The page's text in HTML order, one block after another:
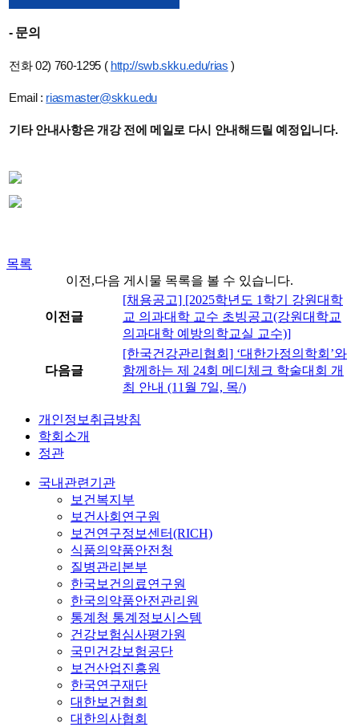
- 문의
전화 02) 760-1295 ( http://swb.skku.edu/rias )
Email : riasmaster@skku.edu
기타 안내사항은 개강 전에 메일로 다시 안내해드릴 예정입니다.
목록
이전,다음 게시물 목록을 볼 수 있습니다.
이전글
[채용공고] [2025학년도 1학기 강원대학
교 의과대학 교수 초빙공고(강원대학교
의과대학 예방의학교실 교수)]
다음글
[한국건강관리협회] ‘대한가정의학회’와
함께하는 제 24회 메디체크 학술대회 개
최 안내 (11월 7일, 목/)
개인정보취급방침
학회소개
정관
국내관련기관
보건복지부
보건사회연구원
보건연구정보센터(RICH)
식품의약품안전청
질병관리본부
한국보건의료연구원
한국의약품안전관리원
통계청 통계정보시스템
건강보험심사평가원
국민건강보험공단
보건산업진흥원
한국연구재단
대한보건협회
대한의사협회